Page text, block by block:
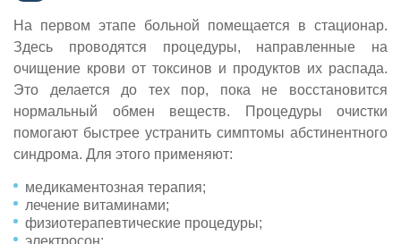
На первом этапе больной помещается в стационар.
Здесь проводятся процедуры, направленные на
очищение крови от токсинов и продуктов их распада.
Это делается до тех пор, пока не восстановится
нормальный обмен веществ. Процедуры очистки
помогают быстрее устранить симптомы абстинентного
синдрома. Для этого применяют:
медикаментозная терапия;
лечение витаминами;
физиотерапевтические процедуры;
электросон;